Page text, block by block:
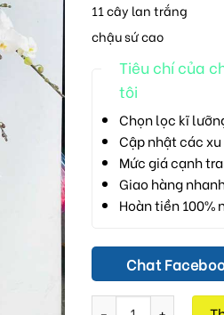
11 cây lan trắng
chậu sứ cao
Tiêu chí của
tôi
Chọn lọc kĩ
Cập nhật các
Mức giá cạnh
Giao hàng
Hoàn tiền 100%
Chat
Lan Hồ Điệp M607 số